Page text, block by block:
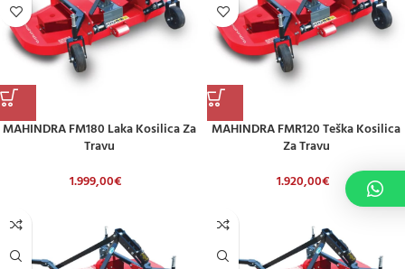
MAHINDRA FM180 Laka Kosilica Za
Travu
1.999,00€
MAHINDRA FMR120 Teška Kosilica
Za Travu
1.920,00€